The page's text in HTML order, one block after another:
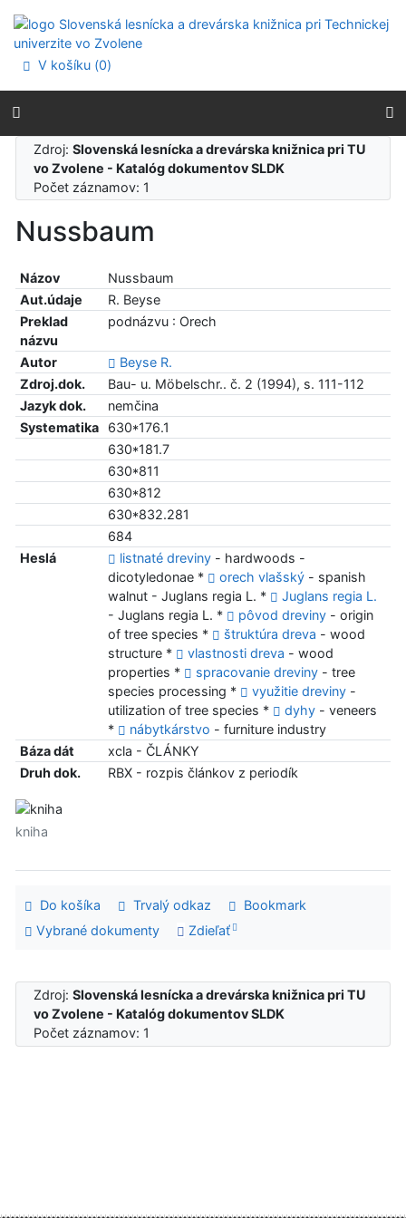
Prejsť na menu
Prehlásenie o webovej prístupnosti
V košíku (0)
Zdroj:Slovenská lesnícka a drevárska knižnica pri TU
vo Zvolene - Katalóg dokumentov SLDK
Počet záznamov: 1
Nussbaum
Názov
Nussbaum
Aut.údaje
R. Beyse
Preklad
názvu
podnázvu : Orech
Autor
Beyse R.
Zdroj.dok.
Bau- u. Möbelschr.. č. 2 (1994), s. 111-112
Jazyk dok.
nemčina
Systematika
630*176.1
630*181.7
630*811
630*812
630*832.281
684
Heslá
listnaté dreviny- hardwoods -
dicotyledonae *
orech vlašský- spanish
walnut - Juglans regia L. *
Juglans regia L.
- Juglans regia L. *
pôvod dreviny- origin
of tree species *
štruktúra dreva - wood
structure *
vlastnosti dreva - wood
properties *
spracovanie dreviny- tree
species processing *
využitie dreviny-
utilization of tree species *
dyhy- veneers
*
nábytkárstvo - furniture industry
Báza dát
xcla - ČLÁNKY
Druh dok.
RBX - rozpis článkov z periodík
kniha
Do košíka Trvalý odkaz
Bookmark
Vybrané dokumenty
Zdieľať
Zdroj:Slovenská lesnícka a drevárska knižnica pri TU
vo Zvolene - Katalóg dokumentov SLDK
Počet záznamov: 1